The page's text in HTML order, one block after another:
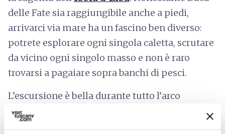
delle Fate sia raggiungibile anche a piedi,
arrivarci via mare ha un fascino ben diverso:
potrete esplorare ogni singola caletta, scrutare
da vicino ogni singolo masso e non è raro
trovarsi a pagaiare sopra banchi di pesci.
L’escursione è bella durante tutto l’arco
dell’anno e visitare questi luoghi è davvero